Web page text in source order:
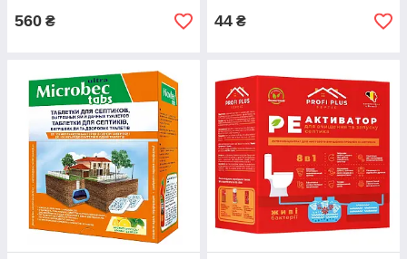
560 ₴ 44 ₴